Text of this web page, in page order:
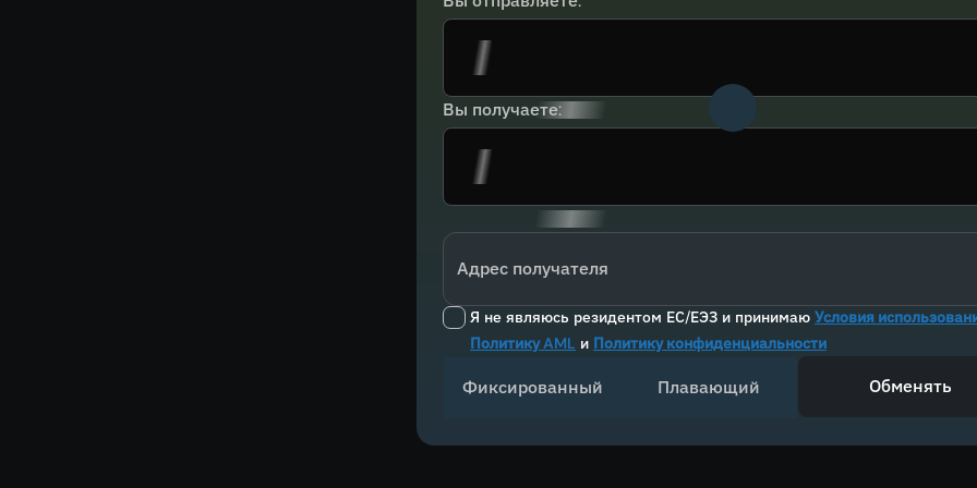
Вы получаете:
Адрес получателя
Я не являюсь резидентом ЕС/ЕЭЗ и принимаю Условия
Политику AML и Политику конфиденциальности
Фиксированный Плавающий Обменять